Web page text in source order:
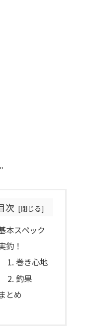
次
本スペック
釣！
巻き心地
釣果
まとめ